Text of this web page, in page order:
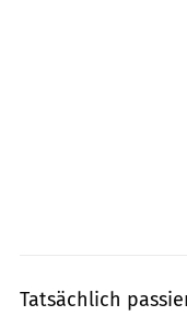
Tatsächlich